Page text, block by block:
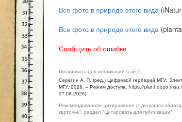
Все фото в природе этого вида
Все фото в природе этого вида
Сообщить об ошибке
Цитировать для публикации (сайт)
Серегин А. П. (ред.) Цифровой гербарий МГУ:
МГУ, 2026. – Режим доступа: https://
07.08.2026)
Рекомендованное цитирование отдельного
карточке", раздел "Цитировать для публикации"